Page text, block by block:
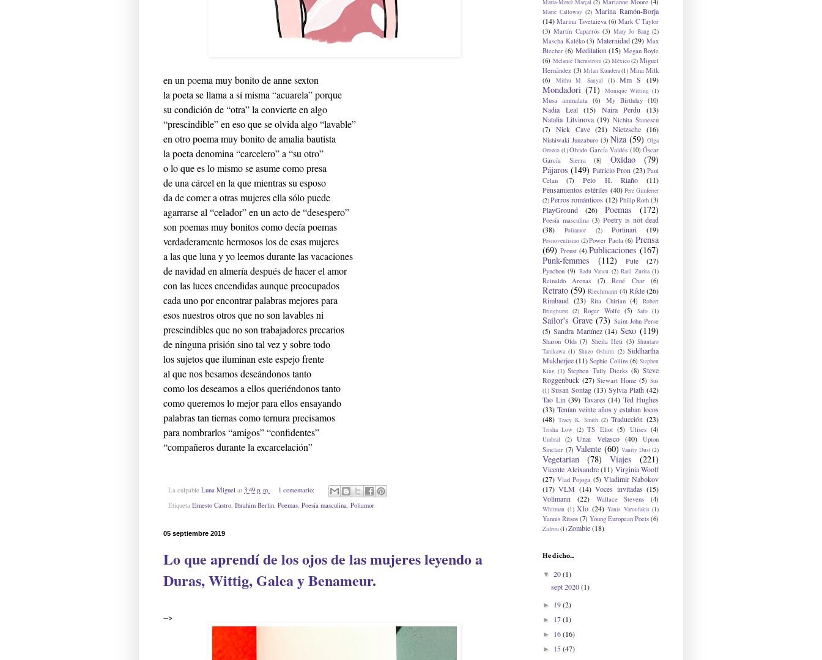
en un poema muy bonito de anne sexton
la poeta se llama a sí misma “acuarela” porque
su condición de “otra” la convierte en algo
“prescindible” en eso que se olvida algo “lavable”
en otro poema muy bonito de amalia bautista
la poeta denomina “carcelero” a “su otro”
o lo que es lo mismo se asume como presa
de una cárcel en la que mientras su esposo
da de comer a otras mujeres ella sólo puede
agarrarse al “celador” en un acto de “desespero”
son poemas muy bonitos como decía poemas
verdaderamente hermosos los de esas mujeres
a las que luna y yo leemos durante las vacaciones
de navidad en almería después de hacer el amor
con las luces encendidas aunque preocupados
cada uno por encontrar palabras mejores para
esos nuestros otros que no son lavables ni
prescindibles que no son trabajadores precarios
de ninguna prisión sino tal vez y sobre todo
los sujetos que iluminan este espejo frente
al que nos besamos deseándonos tanto
como los deseamos a ellos queriéndonos tanto
como queremos lo mejor para ellos ensayando
palabras tan tiernas como ternura precisamos
para nombrarlos “amigos” “confidentes”
“compañeros durante la excarcelación”
La culpable Luna Miguel at 3:49 p. m.
1 comentario:
Etiqueta Ernesto Castro Ibrahim Berlin Poemas Poesía masculina Poliamor
05 septiembre 2019
Lo que aprendí de los ojos de las mujeres leyendo a
Duras, Wittig, Galea y Benameur.
-->
Maria-Mercè Marçal (2)
Marie Calloway (2) Marina Ramón-Borja
(14) Marina Tsvetaieva (6) Mark C Taylor
(3) Martín Caparrós (3) Mary Jo Bang (2)
Mascha Kaléko (3) Maternidad (29) Max
Blecher (6) Meditation (15) Megan Boyle
(6) Melanie Thernstrom (2) México (2) Miguel
Hernández (3) Milan Kundera(1) Mina Milk
(6)
Mithu M. Sanyal (1) Mm S (19)
Mondadori (71) Monique Witting (1)
Musa ammalata (6) My Birthday (10)
Nadia Leal (15) Naira Perdu
(13)
Natalia Litvinova (19) Nichita Stanescu
(7)
Nick Cave (21) Nietzsche (16)
Nishiwaki Junzaburo (3) Niza (59) Olga
Orozco (1)Olvido García Valdés (10) Óscar
García Sierra
(8) Oxidao
(79)
Pájaros (149) Patricio Pron (23) Paul
Celan
(7) Peio H. Riaño
(11)
Pensamientos estériles (40) Pere Gimferrer
(2)Perros románticos (12) Philip Roth (3)
PlayGround (26) Poemas (172)
Poesía masculina (3) Poetry is not dead
(38)
Poliamor (2) Portinari (19)
Posnoventismo (2) Power Paola (6) Prensa
(69) Proust (4) Publicaciones (167)
Punk-femmes
(112) Pute (27)
Pynchon (9) Radu Vancu (2) Raúl Zurita (1)
Reinaldo Arenas (7) René Char (6)
Retrato (59) Riechmann (4) Rikle (26)
Rimbaud (23) Rita Chirian (4)
Robert
Bringhurst (2) Roger Wolfe (5) Safo (1)
Sailor's Grave (73) Saint-John Perse
(5) Sandra Martínez (14) Sexo (119)
Sharon Olds (7) Sheila Heti (3) Shuntaro
Tanikawa (1) Shuzo Oshimi (2) Siddhartha
Mukherjee (11) Sophie Collins (6) Stephen
King (1) Stephen Tully Dierks (8) Steve
Roggenbuck (27) Stewart Home (5) Sus
(1) Susan Sontag (13) Sylvia Plath (42)
Tao Lin (39) Tavares (14) Ted Hughes
(33) Tenían veinte años y estaban locos
(48) Tracy K. Smith (2) Traducción (23)
Trisha Low (2) TS Eliot (5) Ulises (4)
Umbral (2) Unai Velasco (40)
Upton
Sinclair (7) Valente (60) Vanity Dust(2)
Vegetarian (78) Viajes (221)
Vicente Aleixandre (11) Virginia Woolf
(27) Vlad Pojoga (5) Vladimir Nabokov
(17) VLM (14) Voces invitadas (15)
Vollmann
(22) Wallace Stevens (4)
Whitman (1) XIo (24) Yanis Varoufakis (1)
Yannis Ritsos (7) Young European Poets (6)
Zidrou(1)Zombie(18)
He dicho...
▼ 20(1)
sept 2020(1)
► 19(2)
► 17(1)
► 16(16)
► 15(47)